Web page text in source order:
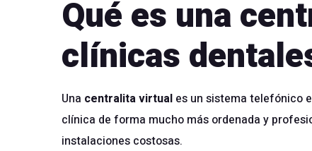
Qué es una
clínicas
Una centralita virtual es un sistema telefónico
clínica de forma mucho más ordenada y
instalaciones costosas.